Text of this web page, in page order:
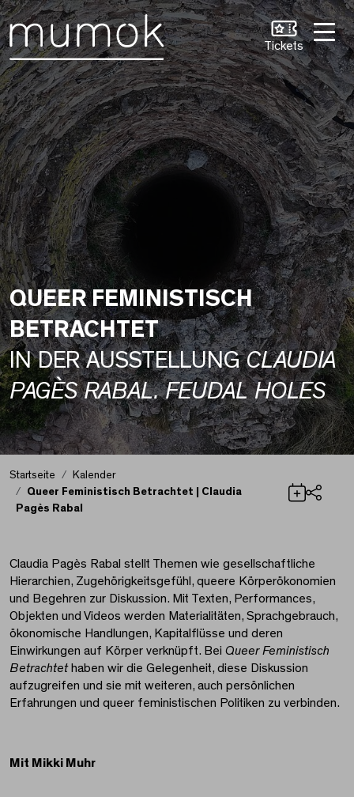
Zum Inhalt [1]
Zum Hauptmenü [2]
Zur Suche [3]
Tickets
QUEER FEMINISTISCH
BETRACHTET
IN DER AUSSTELLUNGCLAUDIA
PAGÈS RABAL. FEUDAL HOLES
Startseite
Kalender
Queer Feministisch Betrachtet | Claudia
Pagès Rabal
Queer Feministisch
Claudia Pagès Rabal stellt Themen wie gesellschaftliche
Hierarchien, Zugehörigkeitsgefühl, queere Körperökonomien
und Begehren zur Diskussion. Mit Texten, Performances,
Objekten und Videos werden Materialitäten, Sprachgebrauch,
ökonomische Handlungen, Kapitalflüsse und deren
Einwirkungen auf Körper verknüpft. Bei Queer Feministisch
Betrachtethaben wir die Gelegenheit, diese Diskussion
aufzugreifen und sie mit weiteren, auch persönlichen
Erfahrungen und queer feministischen Politiken zu verbinden.
Mit Mikki Muhr